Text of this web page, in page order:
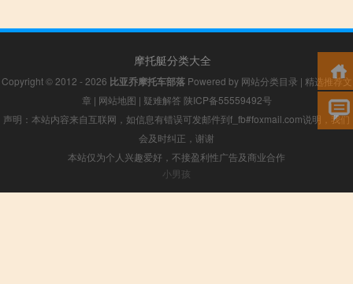
摩托艇分类大全
Copyright © 2012 - 2026 比亚乔摩托车部落Powered by 网站分类目录 | 精选推荐文
章 | 网站地图 | 疑难解答 陕ICP备55559492号
声明：本站内容来自互联网，如信息有错误可发邮件到f_fb#foxmail.com说明，我们
会及时纠正，谢谢
本站仅为个人兴趣爱好，不接盈利性广告及商业合作
小男孩